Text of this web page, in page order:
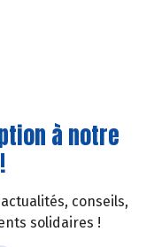
à notre
conseils,
solidaires !